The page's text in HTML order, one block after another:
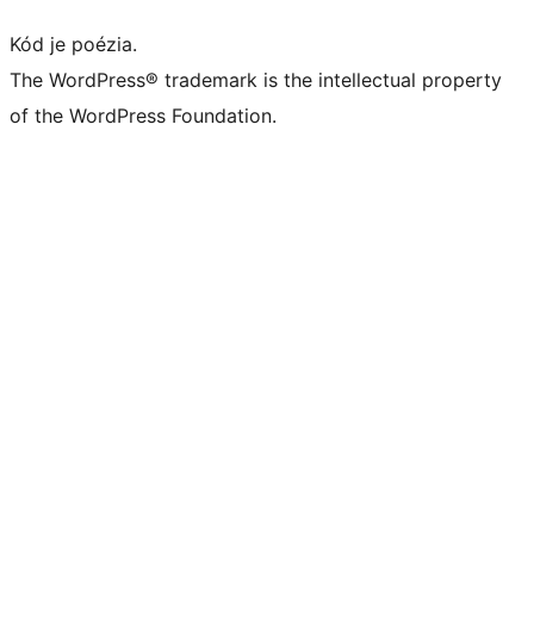
Kód je poézia.
The WordPress® trademark is the intellectual property
of the WordPress Foundation.